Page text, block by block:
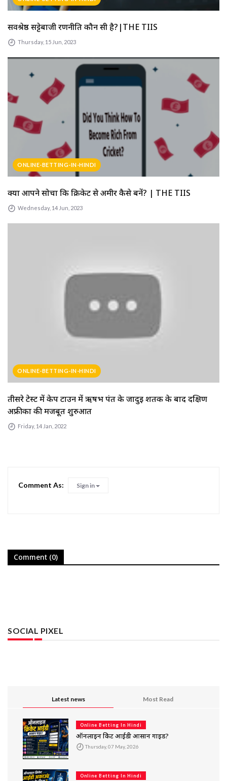
सर्वश्रेष्ठ सट्टेबाजी रणनीति कौन सी है?|THE TIIS
Thursday, 15 Jun, 2023
ONLINE-BETTING-IN-HINDI
क्या आपने सोचा कि क्रिकेट से अमीर कैसे बनें? | THE TIIS
Wednesday, 14 Jun, 2023
ONLINE-BETTING-IN-HINDI
तीसरे टेस्ट में केप टाउन में ऋषभ पंत के जादुई शतक के बाद दक्षिण
अफ्रीका की मजबूत शुरुआत
Friday, 14 Jan, 2022
Comment As: Sign in
Comment (0)
SOCIAL PIXEL
Latest news Most Read
Online Betting In Hindi
ऑनलाइन क्रिकेट आईडी आसान गाइड?
Thursday, 07 May, 2026
Online Betting In Hindi